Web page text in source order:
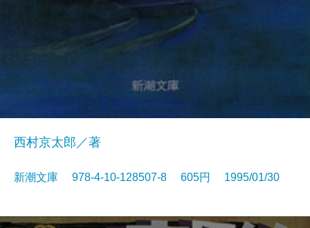
西村京太郎／著
新潮文庫 978-4-10-128507-8 605円 1995/01/30